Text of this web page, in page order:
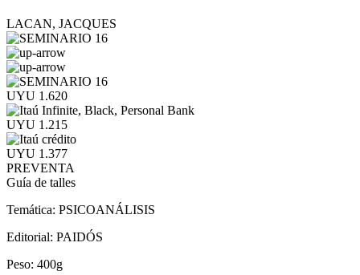
LACAN, JACQUES
UYU 1.620
UYU 1.215
UYU 1.377
PREVENTA
Guía de talles
Temática: PSICOANÁLISIS
Editorial: PAIDÓS
Peso: 400g